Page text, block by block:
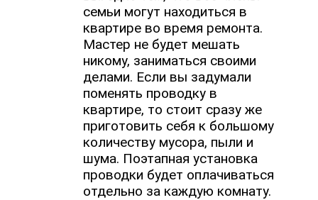
семьи могут находиться в
квартире во время ремонта.
Мастер не будет мешать
никому, заниматься своими
делами. Если вы задумали
поменять проводку в
квартире, то стоит сразу же
приготовить себя к большому
количеству мусора, пыли и
шума. Поэтапная установка
проводки будет оплачиваться
отдельно за каждую комнату.